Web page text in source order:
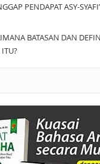
PENDAPAT ASY-
BATASAN DAN